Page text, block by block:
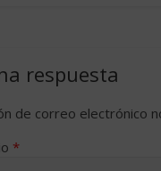
respuesta
de correo electrónico
*